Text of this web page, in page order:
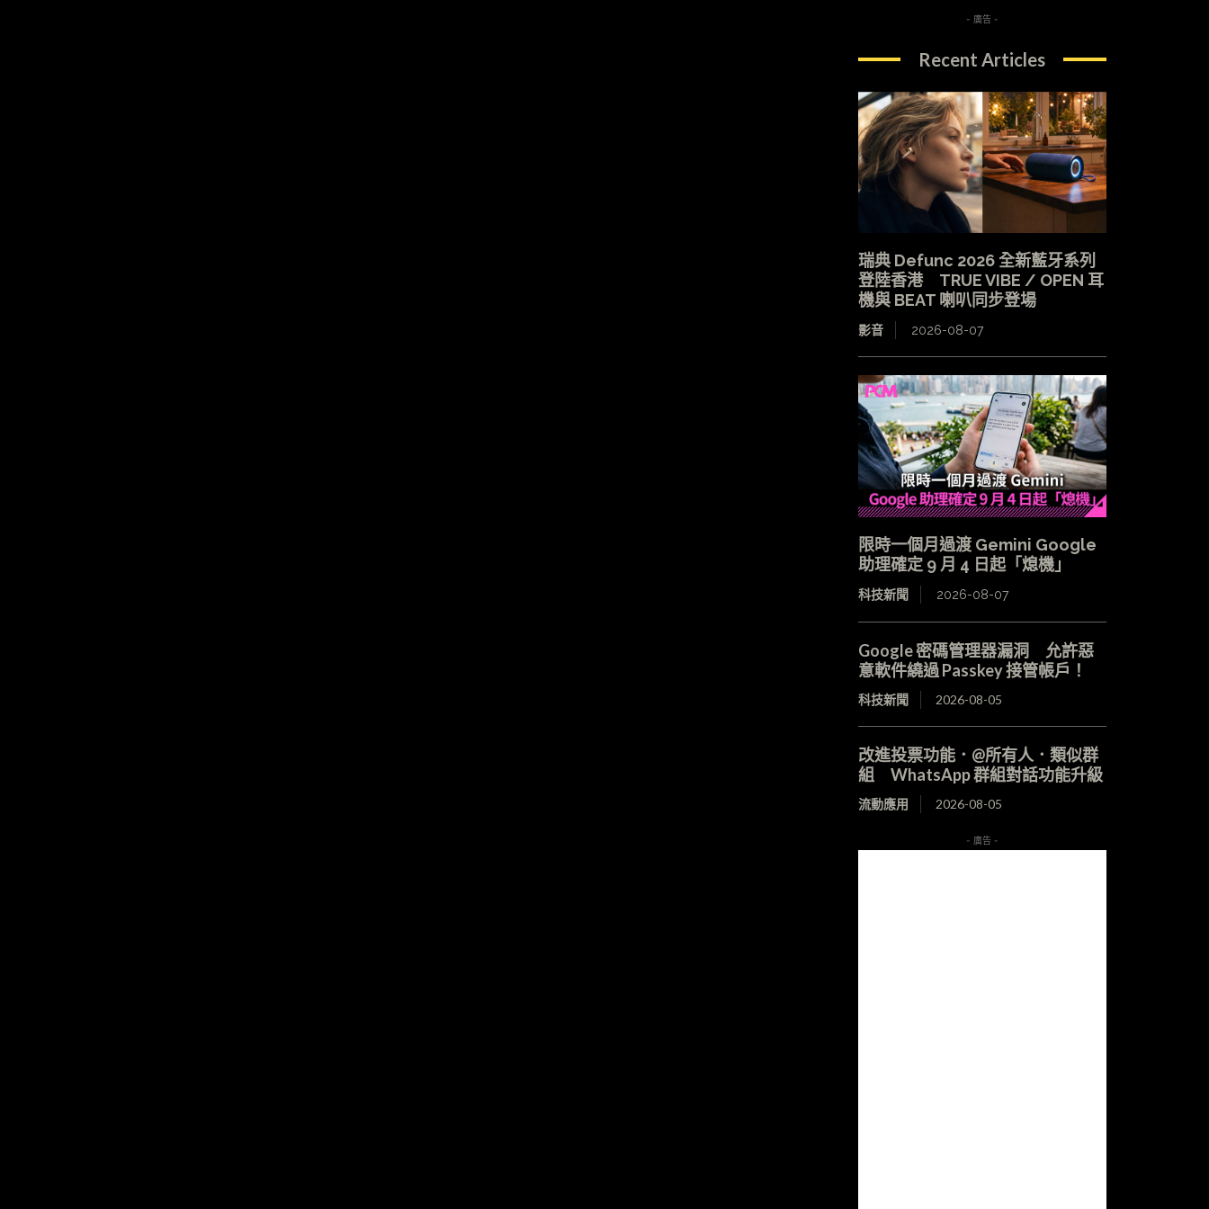
- 廣告 -
Recent Articles
瑞典 Defunc 2026 全新藍牙系列
登陸香港 TRUE VIBE / OPEN 耳
機與 BEAT 喇叭同步登場
影音 2026-08-07
限時一個月過渡 Gemini Google
助理確定 9 月 4 日起「熄機」
科技新聞 2026-08-07
Google 密碼管理器漏洞 允許惡
意軟件繞過 Passkey 接管帳戶！
科技新聞 2026-08-05
改進投票功能．@所有人．類似群
組 WhatsApp 群組對話功能升級
流動應用 2026-08-05
- 廣告 -